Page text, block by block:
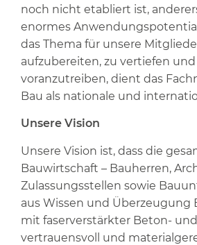
noch nicht etabliert ist,
enormes
das Thema für unsere
aufzubereiten, zu vertiefen
voranzutreiben, dient das
Bau als nationale und
Unsere Vision
Unsere Vision ist, dass die
Bauwirtschaft – Bauherren,
Zulassungsstellen sowie
aus Wissen und Überzeugung
mit faserverstärkter Beton-
vertrauensvoll und